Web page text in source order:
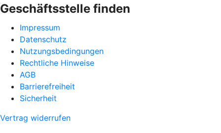
Geschäftsstelle finden
Impressum
Datenschutz
Nutzungsbedingungen
Rechtliche Hinweise
AGB
Barrierefreiheit
Sicherheit
Vertrag widerrufen